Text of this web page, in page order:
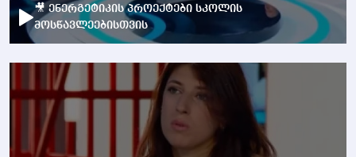
🎥 ენერგეტიკის პროექტები სკოლის
მოსწავლეებისთვის